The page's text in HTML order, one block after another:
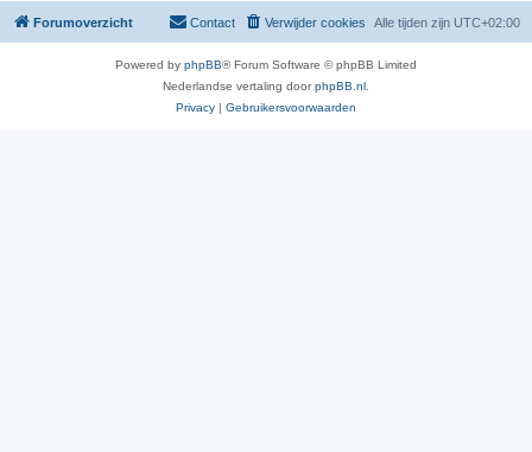
Forumoverzicht Alle tijden zijn UTC+02:00
Verwijder cookies
Contact
Powered by phpBB® Forum Software © phpBB Limited
Nederlandse vertaling doorphpBB.nl
Privacy | Gebruikersvoorwaarden